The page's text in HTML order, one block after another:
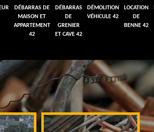
DÉBARRAS DE
MAISON ET
APPARTEMENT
42
DÉBARRAS
DE
GRENIER
ET CAVE 42
DÉMOLITION
VÉHICULE 42
LOCATION
DE
BENNE 42